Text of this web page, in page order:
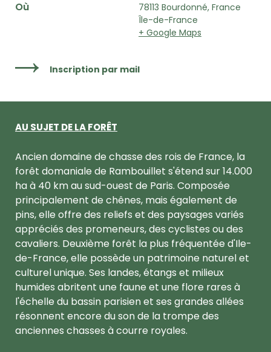
Où
78113 Bourdonné, France
Île-de-France
+ Google Maps
Inscription par mail
AU SUJET DE LA FORÊT
Ancien domaine de chasse des rois de France, la
forêt domaniale de Rambouillet s'étend sur 14.000
ha à 40 km au sud-ouest de Paris. Composée
principalement de chênes, mais également de
pins, elle offre des reliefs et des paysages variés
appréciés des promeneurs, des cyclistes ou des
cavaliers. Deuxième forêt la plus fréquentée d'Ile-
de-France, elle possède un patrimoine naturel et
culturel unique. Ses landes, étangs et milieux
humides abritent une faune et une flore rares à
l'échelle du bassin parisien et ses grandes allées
résonnent encore du son de la trompe des
anciennes chasses à courre royales.